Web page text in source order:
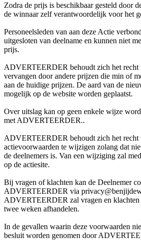
Zodra de prijs is beschikbaar gesteld door
de winnaar zelf verantwoordelijk voor het
Personeelsleden van aan deze Actie
uitgesloten van deelname en kunnen niet
prijs.
ADVERTEERDER behoudt zich het recht
vervangen door andere prijzen die min of
aan de huidige prijzen. De aard van de
mogelijk op de website worden geplaatst.
Over uitslag kan op geen enkele wijze
met ADVERTEERDER..
ADVERTEERDER behoudt zich het recht
actievoorwaarden te wijzigen zolang dat
de deelnemers is. Van een wijziging zal
op de actiesite.
Bij vragen of klachten kan de Deelnemer
ADVERTEERDER via
ADVERTEERDER zal vragen en klachten
twee weken afhandelen.
In de gevallen waarin deze voorwaarden
besluit worden genomen door